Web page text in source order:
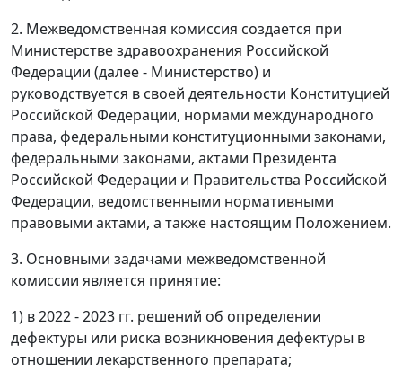
2. Межведомственная комиссия создается при
Министерстве здравоохранения Российской
Федерации (далее - Министерство) и
руководствуется в своей деятельности Конституцией
Российской Федерации, нормами международного
права, федеральными конституционными законами,
федеральными законами, актами Президента
Российской Федерации и Правительства Российской
Федерации, ведомственными нормативными
правовыми актами, а также настоящим Положением.
3. Основными задачами межведомственной
комиссии является принятие:
1) в 2022 - 2023 гг. решений об определении
дефектуры или риска возникновения дефектуры в
отношении лекарственного препарата;